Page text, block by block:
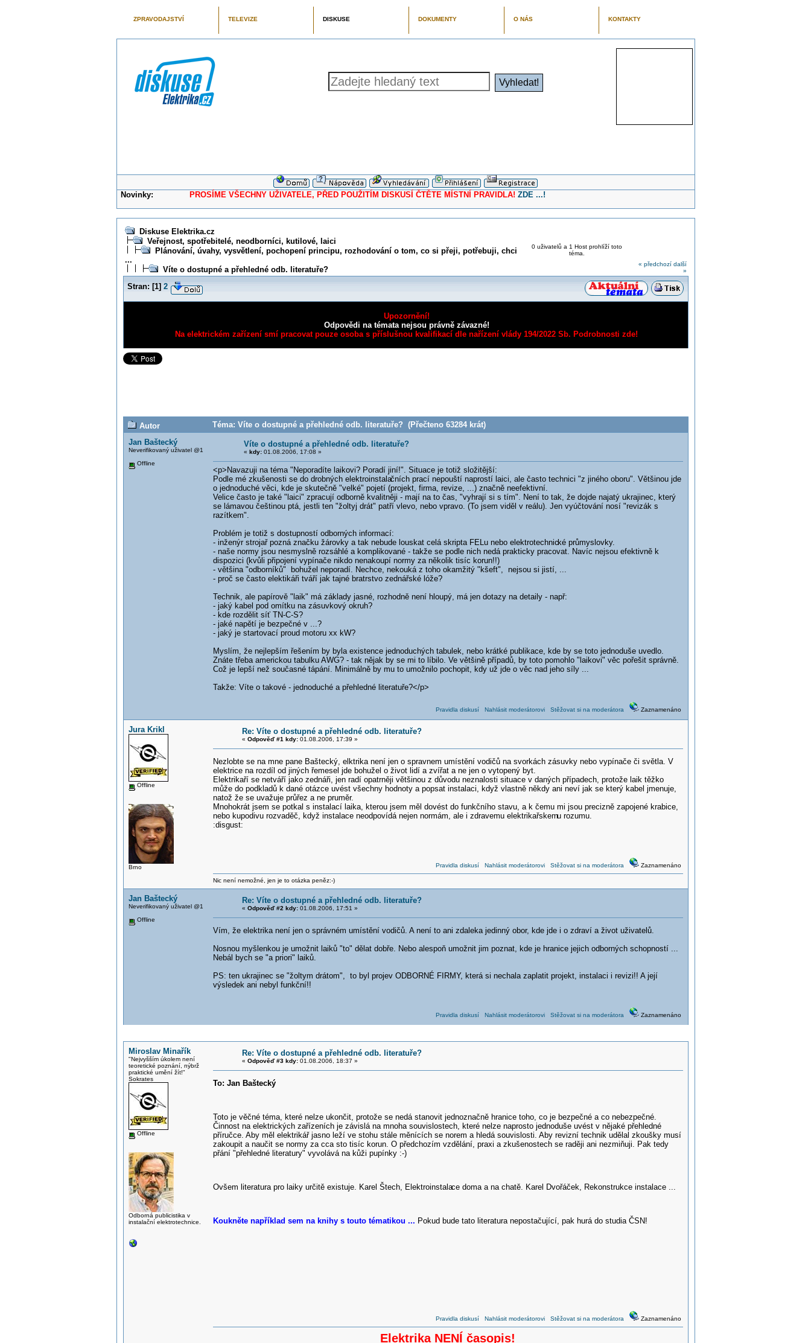
ZPRAVODAJSTVÍ TELEVIZE DISKUSE DOKUMENTY O NÁS KONTAKTY
Novinky: PROSÍME VŠECHNY UŽIVATELE, PŘED POUŽITÍM DISKUSÍ ČTĚTE MÍSTNÍ PRAVIDLA! ZDE ...!
Diskuse Elektrika.cz
Veřejnost, spotřebitelé, neodborníci, kutilové, laici
Plánování, úvahy, vysvětlení, pochopení principu, rozhodování o tom, co si přeji, potřebuji, chci
...
Víte o dostupné a přehledné odb. literatuře?
0 uživatelů a 1 Host prohlíží toto
téma.
« předchozí další
»
Stran: [1] 2
Upozornění!
Odpovědi na témata nejsou právně závazné!
Na elektrickém zařízení smí pracovat pouze osoba s příslušnou kvalifikací dle nařízení vlády 194/2022 Sb. Podrobnosti zde!
Autor
Téma: Víte o dostupné a přehledné odb. literatuře? (Přečteno 63284 krát)
Jan Baštecký
Neverifikovaný uživatel @1
Offline
Víte o dostupné a přehledné odb. literatuře?
« kdy:01.08.2006, 17:08 »
<p>Navazuji na téma "Neporadíte laikovi? Poradí jiní!". Situace je totiž složitější:
Podle mé zkušenosti se do drobných elektroinstalačních prací nepouští naprostí laici, ale často technici "z jiného oboru". Většinou jde
o jednoduché věci, kde je skutečně "velké" pojetí (projekt, firma, revize, ...) značně neefektivní.
Velice často je také "laici" zpracují odborně kvalitněji - mají na to čas, "vyhrají si s tím". Není to tak, že dojde najatý ukrajinec, který
se lámavou češtinou ptá, jestli ten "žoltyj drát" patří vlevo, nebo vpravo. (To jsem viděl v reálu). Jen vyúčtování nosí "revizák s
razítkem".
Problém je totiž s dostupností odborných informací:
- inženýr strojař pozná značku žárovky a tak nebude louskat celá skripta FELu nebo elektrotechnické průmyslovky.
- naše normy jsou nesmyslně rozsáhlé a komplikované - takže se podle nich nedá prakticky pracovat. Navíc nejsou efektivně k
dispozici (kvůli připojení vypínače nikdo nenakoupí normy za několik tisíc korun!!)
- většina "odborníků" bohužel neporadí. Nechce, nekouká z toho okamžitý "kšeft", nejsou si jistí, ...
- proč se často elektikáři tváří jak tajné bratrstvo zednářské lóže?
Technik, ale papírově "laik" má základy jasné, rozhodně není hloupý, má jen dotazy na detaily - např:
- jaký kabel pod omítku na zásuvkový okruh?
- kde rozdělit síť TN-C-S?
- jaké napětí je bezpečné v ...?
- jaký je startovací proud motoru xx kW?
Myslím, že nejlepším řešením by byla existence jednoduchých tabulek, nebo krátké publikace, kde by se toto jednoduše uvedlo.
Znáte třeba americkou tabulku AWG? - tak nějak by se mi to líbilo. Ve většině případů, by toto pomohlo "laikovi" věc pořešit správně.
Což je lepší než současné tápání. Minimálně by mu to umožnilo pochopit, kdy už jde o věc nad jeho síly ...
Takže: Víte o takové - jednoduché a přehledné literatuře?</p>
Pravidla diskusí Nahlásit moderátorovi Stěžovat si na moderátora Zaznamenáno
Jura Krikl
Offline
Brno
Re: Víte o dostupné a přehledné odb. literatuře?
« Odpověď #1 kdy:01.08.2006, 17:39 »
Nezlobte se na mne pane Baštecký, elktrika není jen o spravnem umístění vodičů na svorkách zásuvky nebo vypínače či světla. V
elektrice na rozdíl od jiných řemesel jde bohužel o život lidí a zvířat a ne jen o vytopený byt.
Elektrikaří se netváří jako zednáři, jen radí opatrněji většinou z důvodu neznalosti situace v daných případech, protože laik těžko
může do podkladů k dané otázce uvést všechny hodnoty a popsat instalaci, když vlastně někdy ani neví jak se který kabel jmenuje,
natož že se uvažuje průřez a ne pruměr.
Mnohokrát jsem se potkal s instalací laika, kterou jsem měl dovést do funkčního stavu, a k čemu mi jsou precizně zapojené krabice,
nebo kupodivu rozvaděč, když instalace neodpovídá nejen normám, ale i zdravemu elektrikařskemu rozumu.
:disgust:
Pravidla diskusí Nahlásit moderátorovi Stěžovat si na moderátora Zaznamenáno
Nic není nemožné, jen je to otázka peněz:-)
Jan Baštecký
Neverifikovaný uživatel @1
Offline
Re: Víte o dostupné a přehledné odb. literatuře?
« Odpověď #2 kdy:01.08.2006, 17:51 »
Vím, že elektrika není jen o správném umístění vodičů. A není to ani zdaleka jedinný obor, kde jde i o zdraví a život uživatelů.
Nosnou myšlenkou je umožnit laiků "to" dělat dobře. Nebo alespoň umožnit jim poznat, kde je hranice jejich odborných schopností ...
Nebál bych se "a priori" laiků.
PS: ten ukrajinec se "žoltym drátom", to byl projev ODBORNÉ FIRMY, která si nechala zaplatit projekt, instalaci i revizi!! A její
výsledek ani nebyl funkční!!
Pravidla diskusí Nahlásit moderátorovi Stěžovat si na moderátora Zaznamenáno
Miroslav Minařík
"Nejvyšším úkolem není
teoretické poznání, nýbrž
praktické umění žít!"
Sokrates
Offline
Odborná publicistika v
instalační elektrotechnice.
Re: Víte o dostupné a přehledné odb. literatuře?
« Odpověď #3 kdy:01.08.2006, 18:37 »
To: Jan Baštecký
Toto je věčné téma, které nelze ukončit, protože se nedá stanovit jednoznačně hranice toho, co je bezpečné a co nebezpečné.
Činnost na elektrických zařízeních je závislá na mnoha souvislostech, které nelze naprosto jednoduše uvést v nějaké přehledné
příručce. Aby měl elektrikář jasno leží ve stohu stále měnících se norem a hledá souvislosti. Aby revizní technik udělal zkoušky musí
zakoupit a naučit se normy za cca sto tisíc korun. O předchozím vzdělání, praxi a zkušenostech se raději ani nezmiňuji. Pak tedy
přání "přehledné literatury" vyvolává na kůži pupínky :-)
Ovšem literatura pro laiky určitě existuje. Karel Štech, Elektroinstalace doma a na chatě. Karel Dvořáček, Rekonstrukce instalace ...
Koukněte například sem na knihy s touto tématikou ... Pokud bude tato literatura nepostačující, pak hurá do studia ČSN!
Pravidla diskusí Nahlásit moderátorovi Stěžovat si na moderátora Zaznamenáno
Elektrika NENÍ časopis!